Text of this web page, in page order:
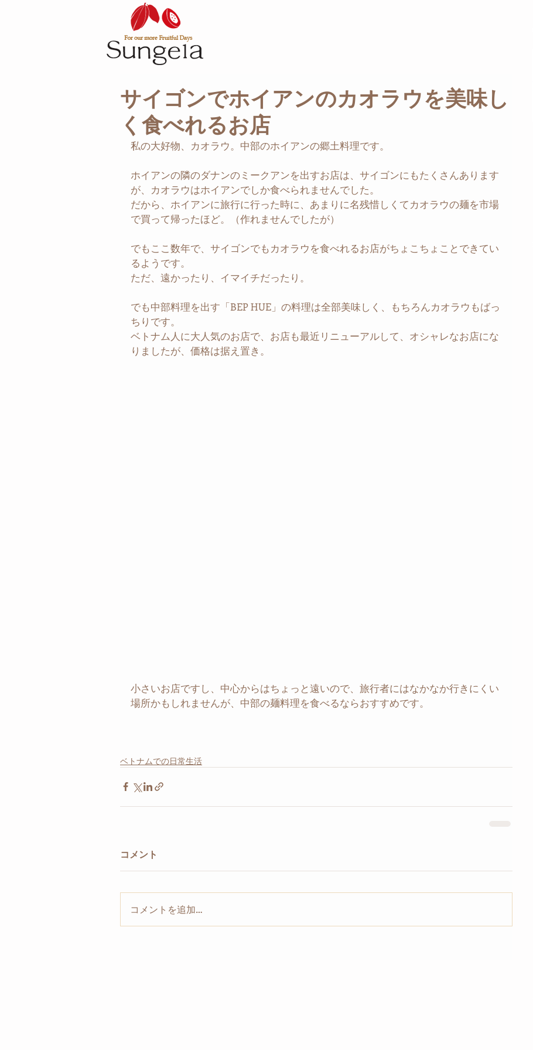
サイゴンでホイアンのカオラウを美味し
く食べれるお店
私の大好物、カオラウ。中部のホイアンの郷土料理です。
ホイアンの隣のダナンのミークアンを出すお店は、サイゴンにもたくさんあります
が、カオラウはホイアンでしか食べられませんでした。
だから、ホイアンに旅行に行った時に、あまりに名残惜しくてカオラウの麺を市場
で買って帰ったほど。（作れませんでしたが）
でもここ数年で、サイゴンでもカオラウを食べれるお店がちょこちょことできてい
るようです。
ただ、遠かったり、イマイチだったり。
でも中部料理を出す「BEP HUE」の料理は全部美味しく、もちろんカオラウもばっ
ちりです。
ベトナム人に大人気のお店で、お店も最近リニューアルして、オシャレなお店にな
りましたが、価格は据え置き。
小さいお店ですし、中心からはちょっと遠いので、旅行者にはなかなか行きにくい
場所かもしれませんが、中部の麺料理を食べるならおすすめです。
ベトナムでの日常生活
コメント
コメントを追加…